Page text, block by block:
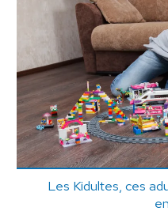
Les Kidultes, ces